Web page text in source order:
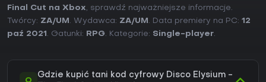
Final Cut na Xbox, sprawdź najważniejsze informacje.
Twórcy: ZA/UM . Wydawca: ZA/UM . Data premiery na PC: 12
paź 2021 . Gatunki: RPG. Kategorie: Single-player.
Gdzie kupić tani kod cyfrowy Disco Elysium -